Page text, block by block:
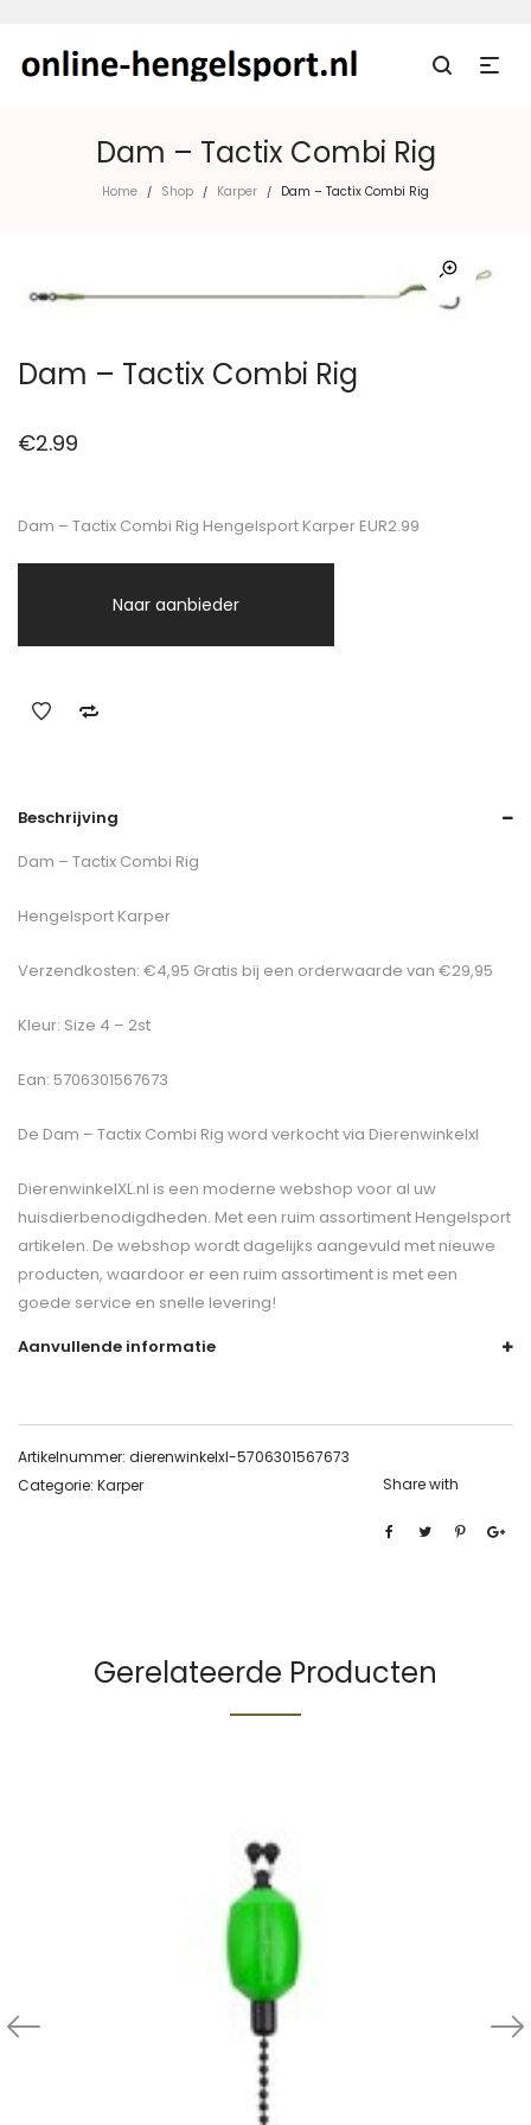
Dam – Tactix Combi Rig
Home / Shop / Karper / Dam – Tactix Combi Rig
Dam – Tactix Combi Rig
€2.99
Dam – Tactix Combi Rig Hengelsport Karper EUR2.99
Naar aanbieder
Beschrijving
Dam – Tactix Combi Rig
Hengelsport Karper
Verzendkosten: €4,95 Gratis bij een orderwaarde van €29,95
Kleur: Size 4 – 2st
Ean: 5706301567673
De Dam – Tactix Combi Rig word verkocht via Dierenwinkelxl
DierenwinkelXL.nl is een moderne webshop voor al uw
huisdierbenodigdheden. Met een ruim assortiment Hengelsport
artikelen. De webshop wordt dagelijks aangevuld met nieuwe
producten, waardoor er een ruim assortiment is met een
goede service en snelle levering!
Aanvullende informatie
Artikelnummer: dierenwinkelxl-5706301567673
Categorie: Karper Share with
Gerelateerde Producten